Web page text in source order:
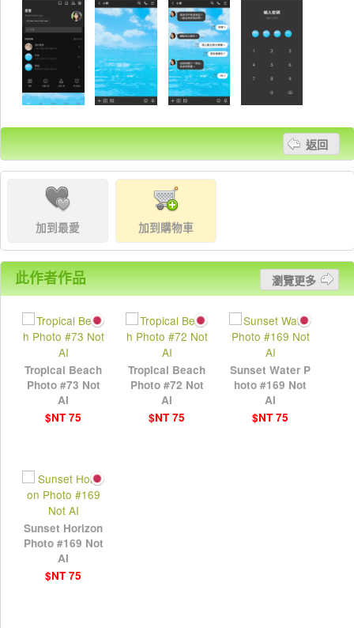
返回
加到最愛 加到購物車
此作者作品 瀏覽更多
Tropical Beach
Photo #73 Not
AI
$NT 75
Tropical Beach
Photo #72 Not
AI
$NT 75
Sunset Water P
hoto #169 Not
AI
$NT 75
Sunset Horizon
Photo #169 Not
AI
$NT 75